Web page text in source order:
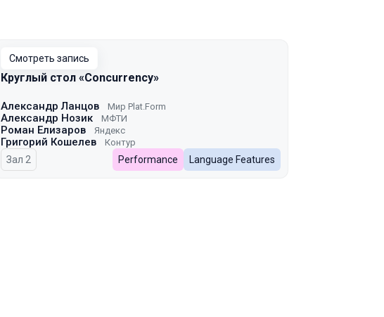
Смотреть запись
Круглый стол «Concurrency»
Александр Ланцов Мир Plat.Form
Александр Нозик МФТИ
Роман Елизаров Яндекс
Григорий Кошелев Контур
Зал 2 Performance Language Features